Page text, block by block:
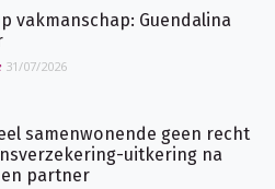
vakmanschap: Guendalina
31/07/2026
samenwonende geen recht
uitkering na
partner